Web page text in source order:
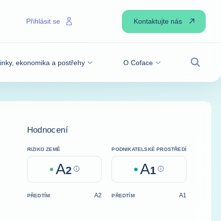
ekonomika a postřehy O Coface
Přihlásit se Kontaktujte nás
Hodnocení
RIZIKO ZEMĚ
A2 Help
PODNIKATELSKÉ PROSTŘEDÍ
A1 Help
PŘEDTÍM A2 PŘEDTÍM A1